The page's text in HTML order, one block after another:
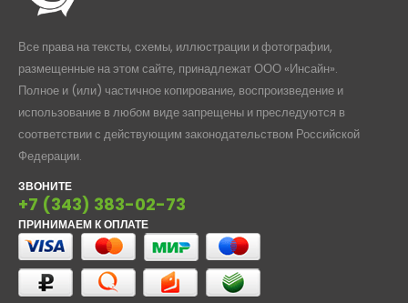
Все права на тексты, схемы, иллюстрации и фотографии,
размещенные на этом сайте, принадлежат ООО «Инсайн».
Полное и (или) частичное копирование, воспроизведение и
использование в любом виде запрещены и преследуются в
соответствии с действующим законодательством Российской
Федерации.
ЗВОНИТЕ
+7 (343) 383-02-73
ПРИНИМАЕМ К ОПЛАТЕ